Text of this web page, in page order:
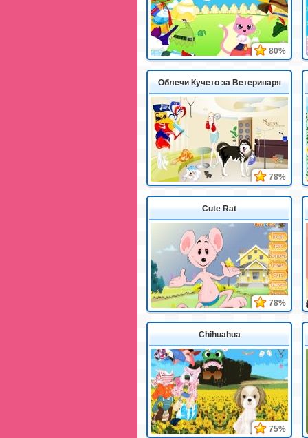
80%
Облечи Кучето за Ветеринаря
78%
Cute Rat
78%
Chihuahua
75%